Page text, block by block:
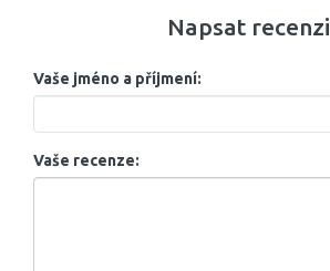
Napsat recenzi
Vaše jméno a příjmení:
Vaše recenze: